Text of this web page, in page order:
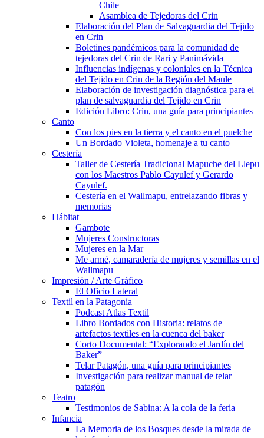
Chile
Asamblea de Tejedoras del Crin
Elaboración del Plan de Salvaguardia del Tejido
en Crin
Boletines pandémicos para la comunidad de
tejedoras del Crin de Rari y Panimávida
Influencias indígenas y coloniales en la Técnica
del Tejido en Crin de la Región del Maule
Elaboración de investigación diagnóstica para el
plan de salvaguardia del Tejido en Crin
Edición Libro: Crin, una guía para principiantes
Canto
Con los pies en la tierra y el canto en el puelche
Un Bordado Violeta, homenaje a tu canto
Cestería
Taller de Cestería Tradicional Mapuche del Llepu
con los Maestros Pablo Cayulef y Gerardo
Cayulef.
Cestería en el Wallmapu, entrelazando fibras y
memorias
Hábitat
Gambote
Mujeres Constructoras
Mujeres en la Mar
Me armé, camaradería de mujeres y semillas en el
Wallmapu
Impresión / Arte Gráfico
El Oficio Lateral
Textil en la Patagonia
Podcast Atlas Textil
Libro Bordados con Historia: relatos de
artefactos textiles en la cuenca del baker
Corto Documental: “Explorando el Jardín del
Baker”
Telar Patagón, una guía para principiantes
Investigación para realizar manual de telar
patagón
Teatro
Testimonios de Sabina: A la cola de la feria
Infancia
La Memoria de los Bosques desde la mirada de